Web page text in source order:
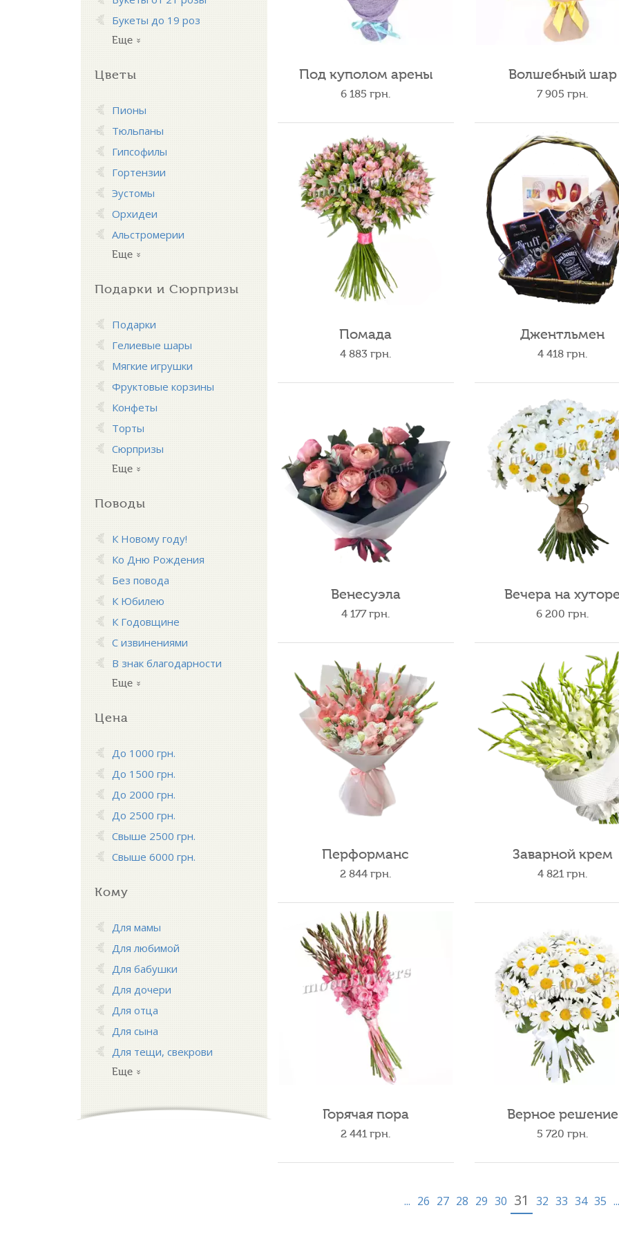
Букеты до 19 роз
Еще
Цветы
Пионы
Тюльпаны
Гипсофилы
Гортензии
Эустомы
Орхидеи
Альстромерии
Еще
Подарки и Сюрпризы
Подарки
Гелиевые шары
Мягкие игрушки
Фруктовые корзины
Конфеты
Торты
Сюрпризы
Еще
Поводы
К Новому году!
Ко Дню Рождения
Без повода
К Юбилею
К Годовщине
С извинениями
В знак благодарности
Еще
Цена
До 1000 грн.
До 1500 грн.
До 2000 грн.
До 2500 грн.
Свыше 2500 грн.
Свыше 6000 грн.
Кому
Для мамы
Для любимой
Для бабушки
Для дочери
Для отца
Для сына
Для тещи, свекрови
Еще
Под куполом арены
6 185грн.
Волшебный шар
7 905грн.
Помада
4 883грн.
Джентльмен
4 418грн.
Венесуэла
4 177грн.
Вечера на
6 200грн.
Перформанс
2 844грн.
Заварной крем
4 821грн.
Горячая пора
2 441грн.
Верное решение
5 720грн.
... 26 27 28 29 30 31 32 33 34 35 ...